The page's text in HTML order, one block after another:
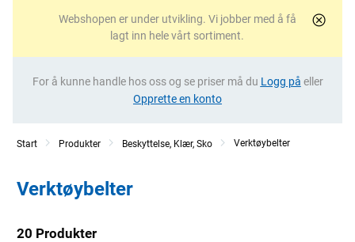
Webshopen er under utvikling. Vi jobber med å få
lagt inn hele vårt sortiment.
For å kunne handle hos oss og se priser må du Logg på eller
Opprette en konto
Start Produkter Beskyttelse, Klær, Sko Verktøybelter
Verktøybelter
20 Produkter